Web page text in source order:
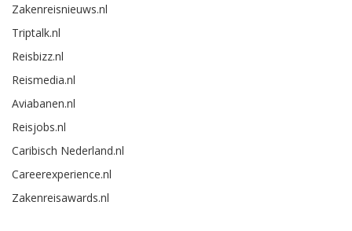
Zakenreisnieuws.nl
Triptalk.nl
Reisbizz.nl
Reismedia.nl
Aviabanen.nl
Reisjobs.nl
Caribisch Nederland.nl
Careerexperience.nl
Zakenreisawards.nl